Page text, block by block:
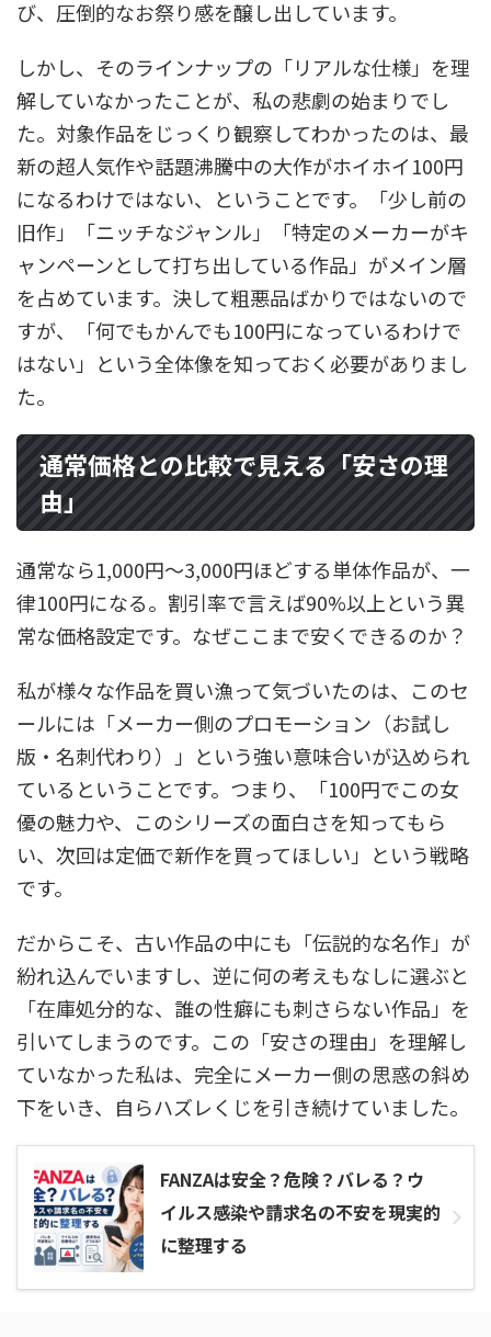
び、圧倒的なお祭り感を醸し出しています。
しかし、そのラインナップの「リアルな仕様」を理
解していなかったことが、私の悲劇の始まりでし
た。対象作品をじっくり観察してわかったのは、最
新の超人気作や話題沸騰中の大作がホイホイ100円
になるわけではない、ということです。「少し前の
旧作」「ニッチなジャンル」「特定のメーカーがキ
ャンペーンとして打ち出している作品」がメイン層
を占めています。決して粗悪品ばかりではないので
すが、「何でもかんでも100円になっているわけで
はない」という全体像を知っておく必要がありまし
た。
通常価格との比較で見える「安さの理
由」
通常なら1,000円〜3,000円ほどする単体作品が、一
律100円になる。割引率で言えば90%以上という異
常な価格設定です。なぜここまで安くできるのか？
私が様々な作品を買い漁って気づいたのは、このセ
ールには「メーカー側のプロモーション（お試し
版・名刺代わり）」という強い意味合いが込められ
ているということです。つまり、「100円でこの女
優の魅力や、このシリーズの面白さを知ってもら
い、次回は定価で新作を買ってほしい」という戦略
です。
だからこそ、古い作品の中にも「伝説的な名作」が
紛れ込んでいますし、逆に何の考えもなしに選ぶと
「在庫処分的な、誰の性癖にも刺さらない作品」を
引いてしまうのです。この「安さの理由」を理解し
ていなかった私は、完全にメーカー側の思惑の斜め
下をいき、自らハズレくじを引き続けていました。
FANZAは安全？危険？バレる？ウ
イルス感染や請求名の不安を現実的
に整理する